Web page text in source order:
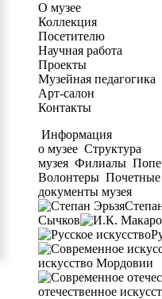
О музее
Коллекция
Посетителю
Научная работа
Проекты
Музейная педагогика
Арт-салон
Контакты
Информация
о музее Структура
музея Филиалы
Волонтеры Почетные
документы музея
Сычков
искусство Мордовии
отечественное